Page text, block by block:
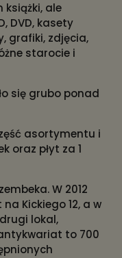
książki, ale
DVD, kasety
grafiki, zdjęcia,
starocie i
się grubo ponad
asortymentu i
oraz płyt za 1
W 2012
Kickiego 12, a w
lokal,
to 700